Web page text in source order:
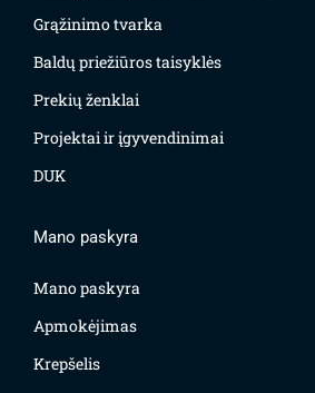
Grąžinimo tvarka
Baldų priežiūros taisyklės
Prekių ženklai
Projektai ir įgyvendinimai
DUK
Mano paskyra
Mano paskyra
Apmokėjimas
Krepšelis